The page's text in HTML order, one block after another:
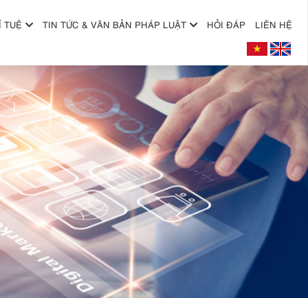
+
+
+
TUỆ TIN TỨC & VĂN BẢN PHÁP LUẬT HỎI ĐÁP LIÊN HỆ